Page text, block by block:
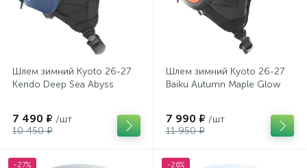
Шлем зимний Kyoto 26-27
Kendo Deep Sea Abyss
7 490 ₽ /шт
10 450 ₽
Шлем зимний Kyoto 26-27
Baiku Autumn Maple Glow
7 990 ₽ /шт
11 950 ₽
-27% -26%